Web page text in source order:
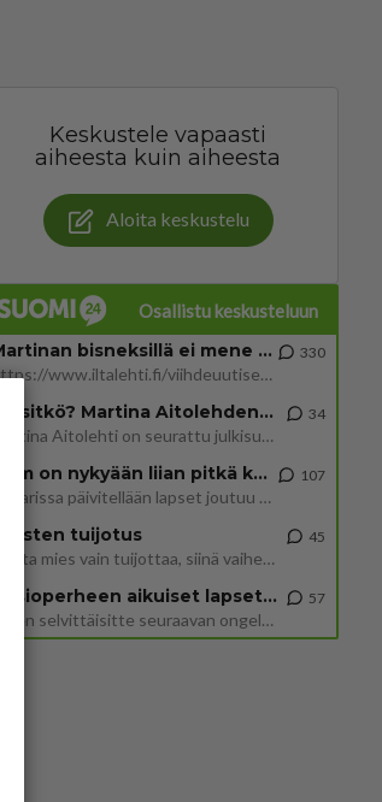
Keskustele vapaasti
aiheesta kuin aiheesta
Aloita keskustelu
Osallistu keskusteluun
Martinan bisneksillä ei mene hyvin
https://www.iltalehti.fi/viihdeuutiset/a/c46da6ab-340f-4790-aaa7-0865eed2336 Yrityksen konkurssihakemus on tullut kärä
330
Tiesitkö? Martina Aitolehden isäpuoli on tämä suosittu laulaja
Martina Aitolehti on seurattu julkisuuden henkilö. Lähipiiriin mahtuu muitakin tunnettuja henkilöitä. Tiesitkö, että Ma
34
2 km on nykyään liian pitkä koulumatka
Hesarissa päivitellään lapset joutuu nyt kulkemaan 2 km kouluun jösses. Ruostefillarilla tuo matka menee vaikka miten äk
107
Miesten tuijotus
Mutta mies vain tuijottaa, siinä vaiheessa käännän itse pään pois. Mikä juttu? Yleensä jos joku tuijottaa tai katsoo, hä
45
Uusioperheen aikuiset lapset tyhjentää jääkaapin käydessään
Miten selvittäisitte seuraavan ongelman, meillä on uusioperhe, minulla teini-ikäiset lapset ja puolisolla aikuiset, jotk
57